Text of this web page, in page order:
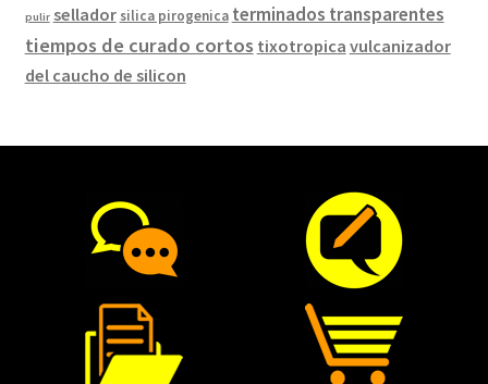
pulir sellador silica pirogenica terminados transparentes
tiempos de curado cortos tixotropica vulcanizador
del caucho de silicon